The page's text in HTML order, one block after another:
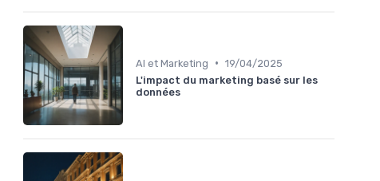
AI et Marketing • 19/04/2025
L'impact du marketing basé sur les
données